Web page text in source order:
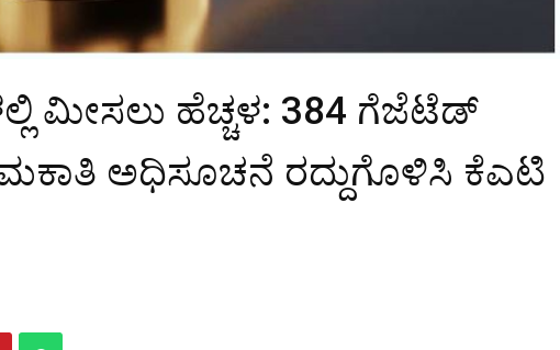
ಮೀಸಲು ಹೆಚ್ಚಳ: 384 ಗೆಜೆಟೆಡ್
ಅಧಿಸೂಚನೆ ರದ್ದುಗೊಳಿಸಿ ಕೆಎಟಿ